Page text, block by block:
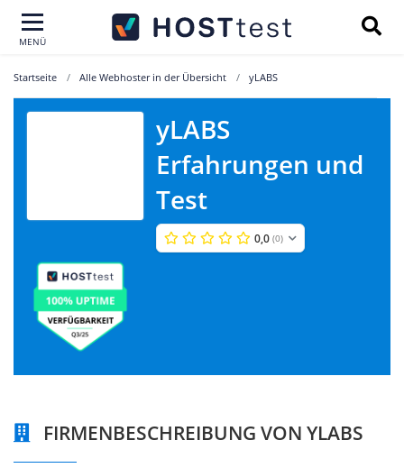
MENÜ
Startseite Alle Webhoster in der Übersicht yLABS
yLABS
Erfahrungen und
Test
0,0 (0)
FIRMENBESCHREIBUNG VON YLABS